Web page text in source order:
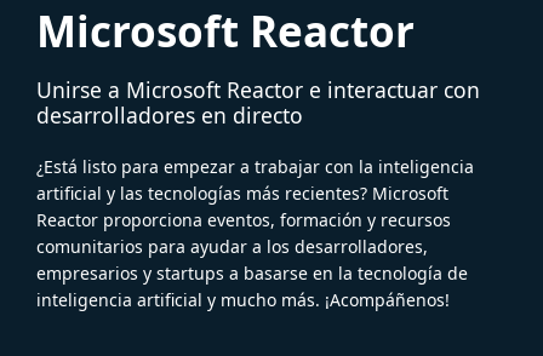
Microsoft Reactor
Unirse a Microsoft Reactor e interactuar con
desarrolladores en directo
¿Está listo para empezar a trabajar con la inteligencia
artificial y las tecnologías más recientes? Microsoft
Reactor proporciona eventos, formación y recursos
comunitarios para ayudar a los desarrolladores,
empresarios y startups a basarse en la tecnología de
inteligencia artificial y mucho más. ¡Acompáñenos!